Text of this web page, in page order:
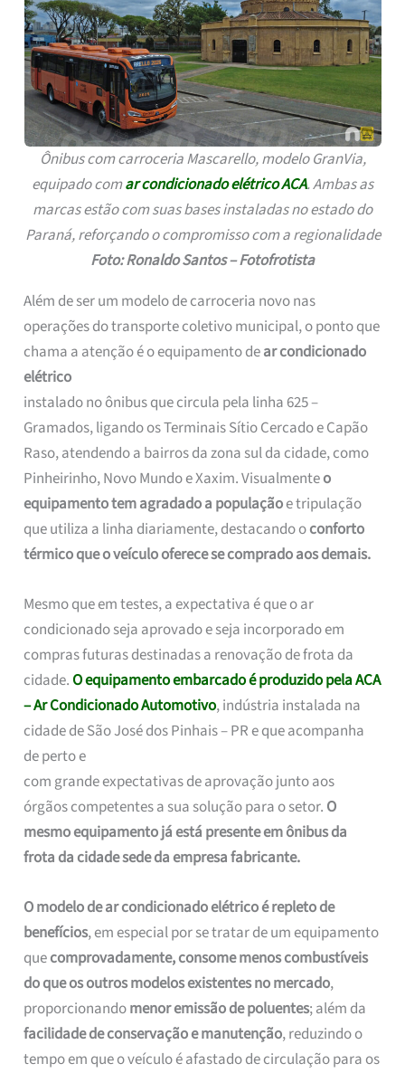
Ônibus com carroceria Mascarello, modelo GranVia,
equipado comar condicionado elétrico ACA. Ambas as
marcas estão com suas bases instaladas no estado do
Paraná, reforçando o compromisso com a regionalidade
Foto: Ronaldo Santos – Fotofrotista
Além de ser um modelo de carroceria novo nas
operações do transporte coletivo municipal, o ponto que
chama a atenção é o equipamento dear condicionado
elétrico
instalado no ônibus que circula pela linha 625 –
Gramados, ligando os Terminais Sítio Cercado e Capão
Raso, atendendo a bairros da zona sul da cidade, como
Pinheirinho, Novo Mundo e Xaxim. Visualmenteo
equipamento tem agradado a populaçãoe tripulação
que utiliza a linha diariamente, destacando oconforto
térmico que o veículo oferece se comprado aos demais.
Mesmo que em testes, a expectativa é que o ar
condicionado seja aprovado e seja incorporado em
compras futuras destinadas a renovação de frota da
cidade. O equipamento embarcado é produzido pela ACA
– Ar Condicionado Automotivo, indústria instalada na
cidade de São José dos Pinhais – PR e que acompanha
de perto e
com grande expectativas de aprovação junto aos
órgãos competentes a sua solução para o setor. O
mesmo equipamento já está presente em ônibus da
frota da cidade sede da empresa fabricante.
O modelo de ar condicionado elétrico é repleto de
benefícios, em especial por se tratar de um equipamento
quecomprovadamente, consome menos combustíveis
do que os outros modelos existentes no mercado,
proporcionandomenor emissão de poluentes; além da
facilidade de conservação e manutenção, reduzindo o
tempo em que o veículo é afastado de circulação para os